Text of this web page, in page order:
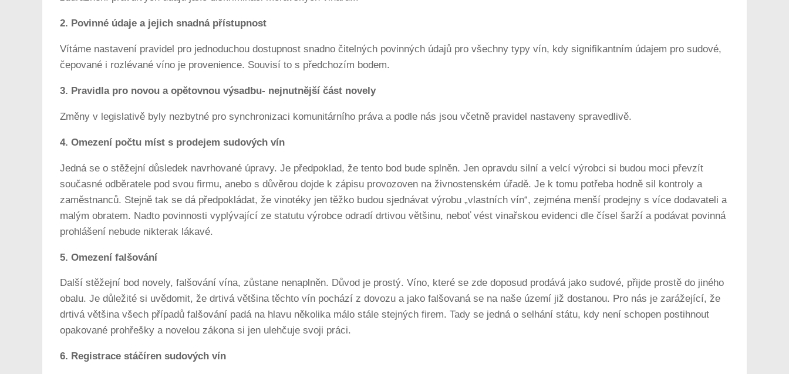
2. Povinné údaje a jejich snadná přístupnost
Vítáme nastavení pravidel pro jednoduchou dostupnost snadno čitelných povinných údajů pro všechny typy vín, kdy signifikantním údajem pro sudové,
čepované i rozlévané víno je provenience. Souvisí to s předchozím bodem.
3. Pravidla pro novou a opětovnou výsadbu- nejnutnější část novely
Změny v legislativě byly nezbytné pro synchronizaci komunitárního práva a podle nás jsou včetně pravidel nastaveny spravedlivě.
4. Omezení počtu míst s prodejem sudových vín
Jedná se o stěžejní důsledek navrhované úpravy. Je předpoklad, že tento bod bude splněn. Jen opravdu silní a velcí výrobci si budou moci převzít
současné odběratele pod svou firmu, anebo s důvěrou dojde k zápisu provozoven na živnostenském úřadě. Je k tomu potřeba hodně sil kontroly a
zaměstnanců. Stejně tak se dá předpokládat, že vinotéky jen těžko budou sjednávat výrobu „vlastních vín“, zejména menší prodejny s více dodavateli a
malým obratem. Nadto povinnosti vyplývající ze statutu výrobce odradí drtivou většinu, neboť vést vinařskou evidenci dle čísel šarží a podávat povinná
prohlášení nebude nikterak lákavé.
5. Omezení falšování
Další stěžejní bod novely, falšování vína, zůstane nenaplněn. Důvod je prostý. Víno, které se zde doposud prodává jako sudové, přijde prostě do jiného
obalu. Je důležité si uvědomit, že drtivá většina těchto vín pochází z dovozu a jako falšovaná se na naše území již dostanou. Pro nás je zarážející, že
drtivá většina všech případů falšování padá na hlavu několika málo stále stejných firem. Tady se jedná o selhání státu, kdy není schopen postihnout
opakované prohřešky a novelou zákona si jen ulehčuje svoji práci.
6. Registrace stáčíren sudových vín